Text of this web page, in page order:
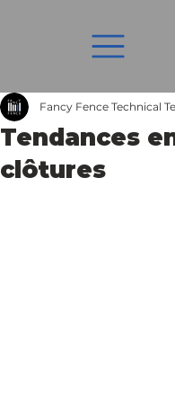
Tendances
clôtures
Fancy Fence Technical